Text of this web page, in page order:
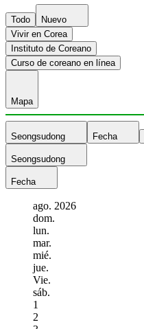
Todo
Nuevo
Vivir en Corea
Instituto de Coreano
Curso de coreano en línea
Mapa
Seongsudong Fecha
Seongsudong
Fecha
ago. 2026
dom.
lun.
mar.
mié.
jue.
Vie.
sáb.
1
2